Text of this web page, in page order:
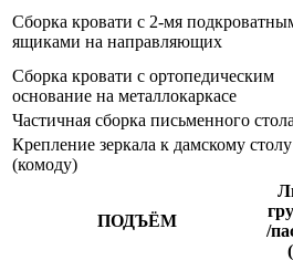
Сборка кровати с 2-мя
ящиками на направляющих
Сборка кровати с ортопедическим
основание на металлокаркасе
Частичная сборка письменного стола
Крепление зеркала к дамскому столу
(комоду)
ПОДЪЁМ
/